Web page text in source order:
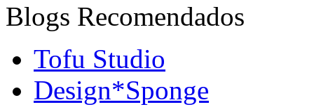
Blogs Recomendados
Tofu Studio
Design*Sponge